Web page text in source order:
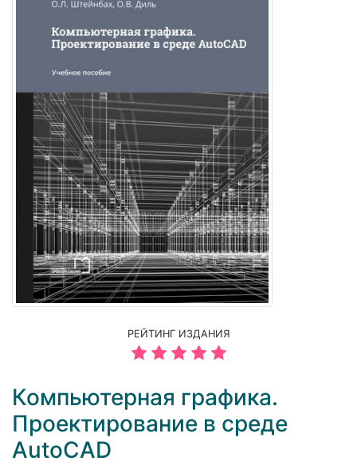
РЕЙТИНГ ИЗДАНИЯ
Компьютерная графика.
Проектирование в среде
AutoCAD